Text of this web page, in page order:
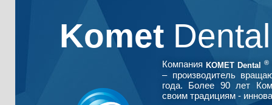
Komet
Компания KOMET Dental ®
– производитель
года. Более 90 лет
своим традициям -